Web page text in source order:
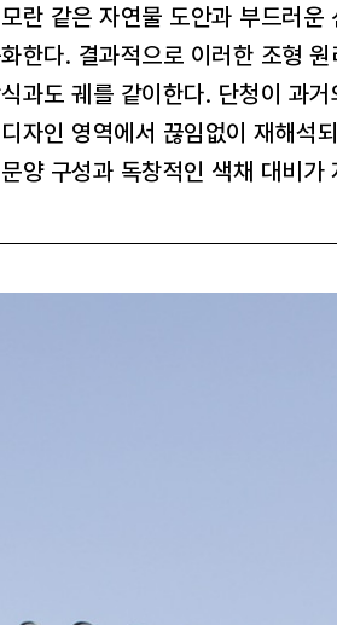
란 같은 자연물 도안과 부드러
한다. 결과적으로 이러한 조형
과도 궤를 같이한다. 단청이 과
자인 영역에서 끊임없이 재해석
양 구성과 독창적인 색채 대비가